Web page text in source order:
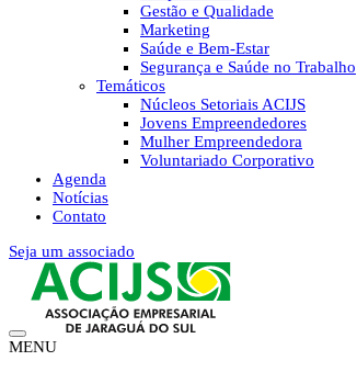
Gestão e Qualidade
Marketing
Saúde e Bem-Estar
Segurança e Saúde no Trabalho
Temáticos
Núcleos Setoriais ACIJS
Jovens Empreendedores
Mulher Empreendedora
Voluntariado Corporativo
Agenda
Notícias
Contato
Seja um associado
MENU